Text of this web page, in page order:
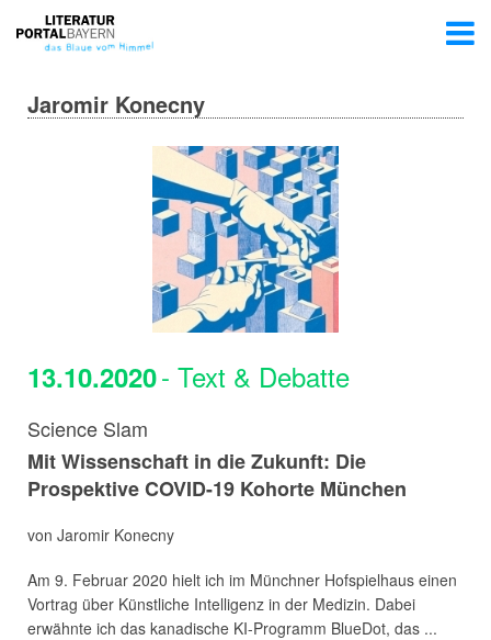
Jaromir Konecny
13.10.2020- Text & Debatte
Science Slam
Mit Wissenschaft in die Zukunft: Die
Prospektive COVID-19 Kohorte München
von Jaromir Konecny
Am 9. Februar 2020 hielt ich im Münchner Hofspielhaus einen
Vortrag über Künstliche Intelligenz in der Medizin. Dabei
erwähnte ich das kanadische KI-Programm BlueDot, das ...